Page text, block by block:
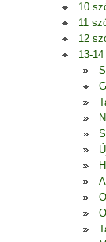
10
11
12
13-